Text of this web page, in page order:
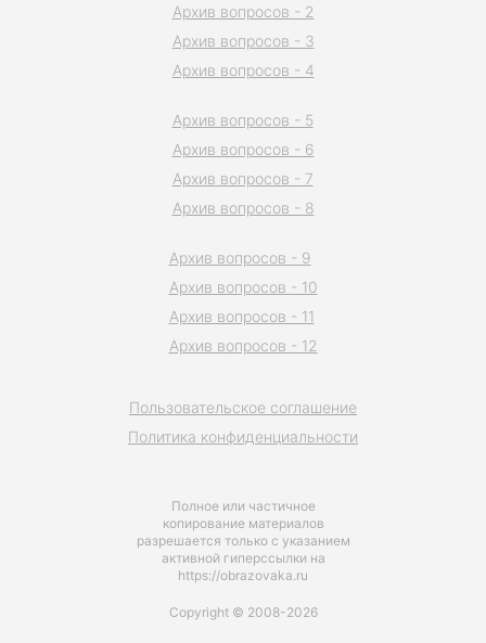
Полное или частичное
копирование материалов
разрешается только с указанием
активной гиперссылки на
https://obrazovaka.ru
Пользовательское соглашение
Политика конфиденциальности
Архив вопросов - 2
Архив вопросов - 3
Архив вопросов - 4
Архив вопросов - 5
Архив вопросов - 6
Архив вопросов - 7
Архив вопросов - 8
Архив вопросов - 9
Архив вопросов - 10
Архив вопросов - 11
Архив вопросов - 12
Copyright © 2008-2026